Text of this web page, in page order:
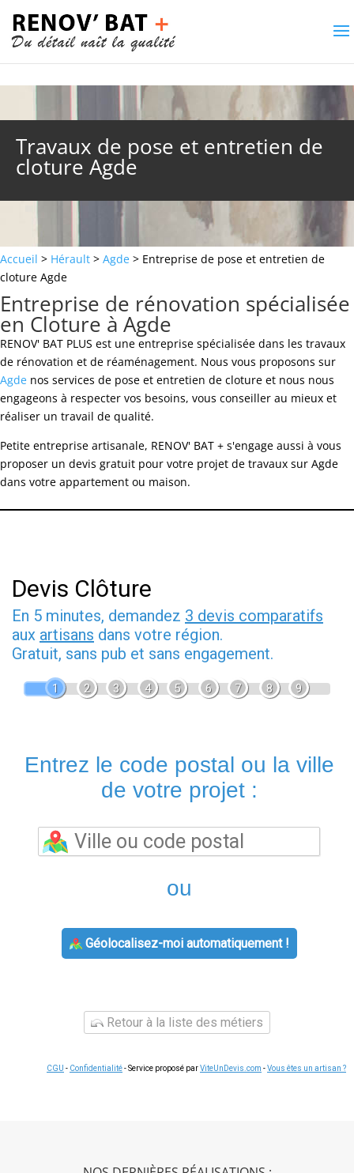
Travaux de pose et entretien de
cloture Agde
Accueil > Hérault > Agde > Entreprise de pose et entretien de
cloture Agde
Entreprise de rénovation spécialisée
en Cloture à Agde
RENOV' BAT PLUS est une entreprise spécialisée dans les travaux
de rénovation et de réaménagement. Nous vous proposons sur
Agde nos services de pose et entretien de cloture et nous nous
engageons à respecter vos besoins, vous conseiller au mieux et
réaliser un travail de qualité.
Petite entreprise artisanale, RENOV' BAT + s'engage aussi à vous
proposer un devis gratuit pour votre projet de travaux sur Agde
dans votre appartement ou maison.
Devis Clôture
En 5 minutes, demandez 3 devis comparatifs
aux artisans dans votre région.
Gratuit, sans pub et sans engagement.
1 2 3 4 5 6 7 8 9
Entrez le code postal ou la ville
de votre projet :
ou
Géolocalisez-moi automatiquement !
Retour à la liste des métiers
CGU - Confidentialité- Service proposé parViteUnDevis.com -Vous êtes un artisan ?